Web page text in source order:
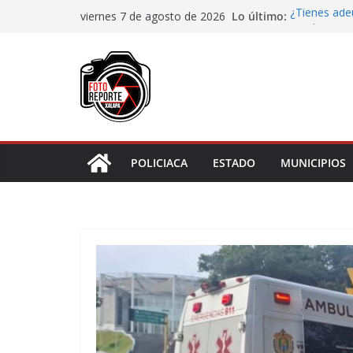
viernes 7 de agosto de 2026 Lo último: ¿Tienes
Juliana
notificación
POLICIACA ESTADO MUNICIPIOS